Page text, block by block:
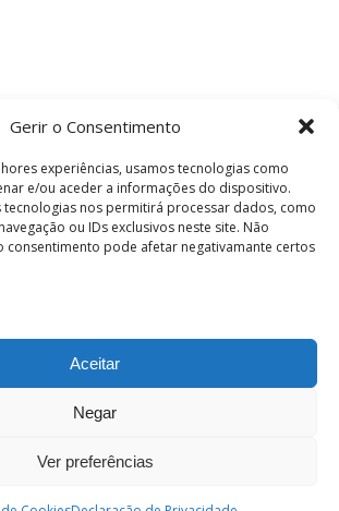
Gerir o Consentimento
experiências, usamos tecnologias como
e/ou aceder a informações do dispositivo.
tecnologias nos permitirá processar dados, como
ou IDs exclusivos neste site. Não
consentimento pode afetar negativamante certos
Aceitar
Negar
Ver preferências